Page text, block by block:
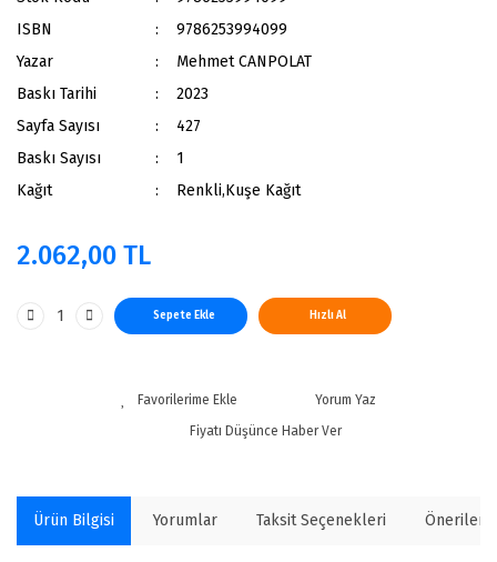
ISBN
9786253994099
Yazar
Mehmet CANPOLAT
Baskı Tarihi
2023
Sayfa Sayısı
427
Baskı Sayısı
1
Kağıt
Renkli,Kuşe Kağıt
2.062,00 TL
Sepete Ekle Hızlı Al
Yorum Yaz
Fiyatı Düşünce Haber Ver
Ürün Bilgisi Yorumlar Taksit Seçenekleri